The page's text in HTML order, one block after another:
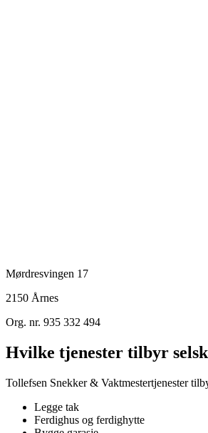
Mørdresvingen 17
2150 Årnes
Org. nr. 935 332 494
Hvilke tjenester tilbyr
Tollefsen Snekker & Vaktmestertjenester
Legge tak
Ferdighus og ferdighytte